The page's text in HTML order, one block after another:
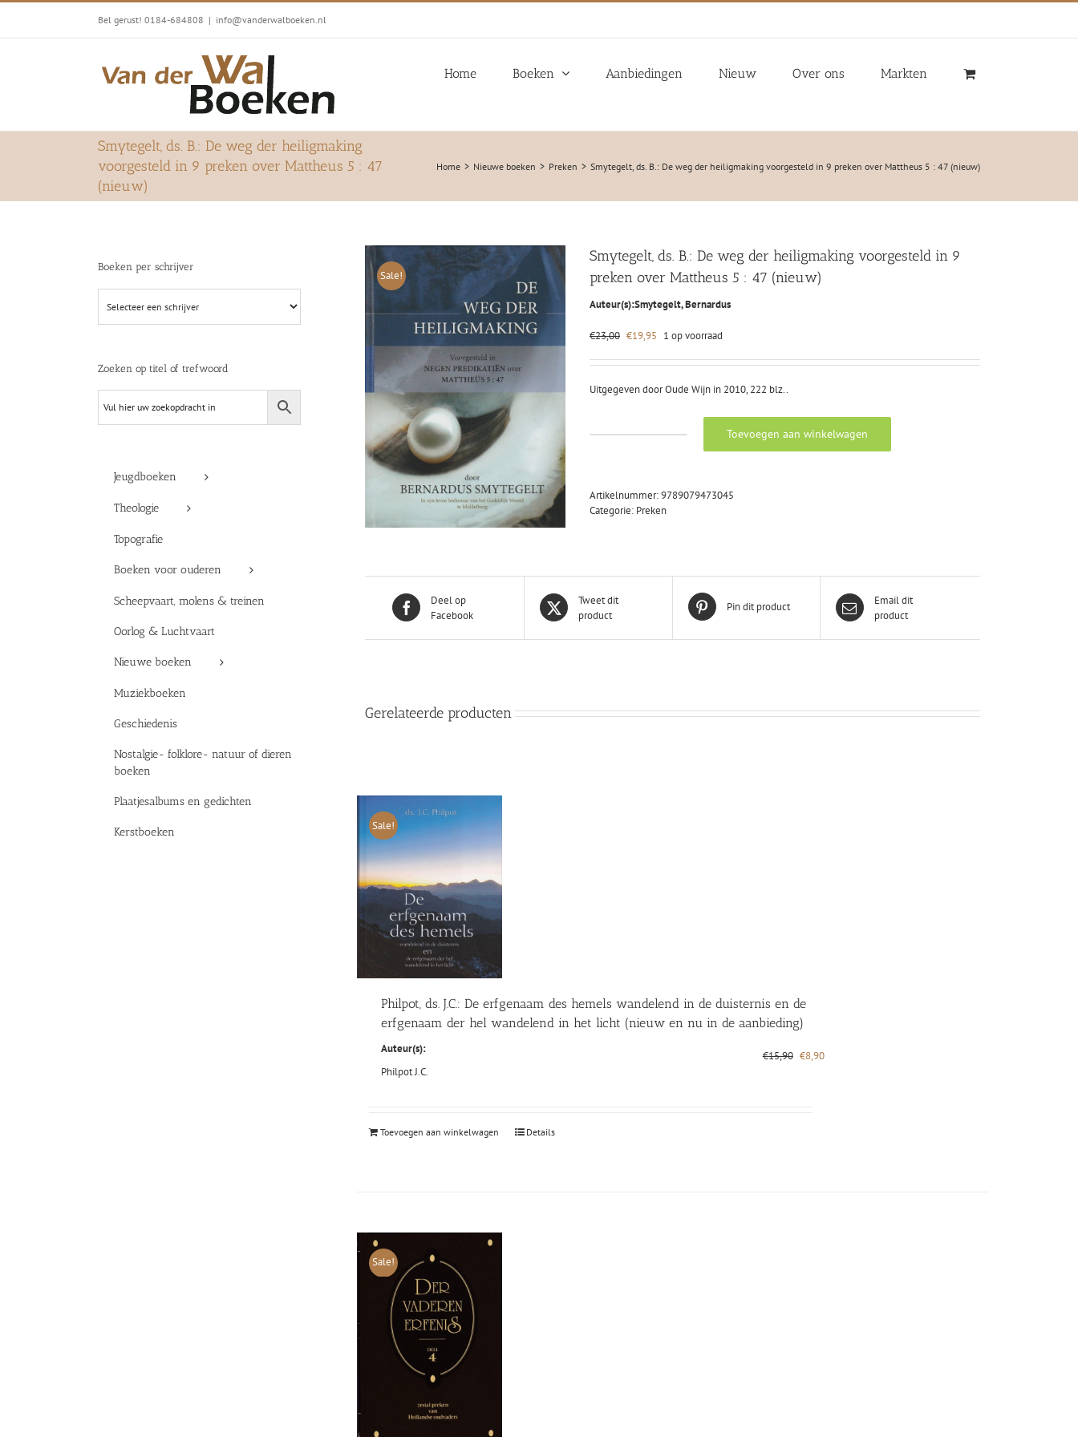
Ga
inhoud
Bel gerust! 0184-684808 | info@vanderwalboeken.nl
Home Boeken Aanbiedingen Nieuw Over ons Markten
Smytegelt, ds. B.: De weg der heiligmaking
voorgesteld in 9 preken over Mattheus 5 : 47
(nieuw)
Home Nieuwe boeken Preken Smytegelt, ds. B.: De weg der heiligmaking voorgesteld in 9 preken over Mattheus 5 : 47 (nieuw)
Sale!
Smytegelt, ds. B.: De weg der heiligmaking voorgesteld in 9
preken over Mattheus 5 : 47 (nieuw)
Auteur(s):Smytegelt, Bernardus
€23,00 Oorspronkelijke
was:
€19,95 Huidige
is:
1 op voorraad
Uitgegeven door Oude Wijn in 2010, 222 blz..
weg
der
9
5
Toevoegen aan winkelwagen
Artikelnummer:9789079473045
Categorie: Preken
Deel op
Facebook
Tweet dit
product
Pin dit product
Email dit
product
Gerelateerde producten
Sale!
Philpot, ds. J.C.: De erfgenaam des hemels wandelend in de duisternis en de
erfgenaam der hel wandelend in het licht (nieuw en nu in de aanbieding)
Auteur(s):
Philpot J.C.
€15,90 Oorspronkelijke
€8,90Huidige
Toevoegen aan winkelwagen Details
Sale!
Boeken per schrijver
Zoeken op titel of trefwoord
Jeugdboeken
Theologie
Topografie
Boeken voor ouderen
Scheepvaart, molens & treinen
Oorlog & Luchtvaart
Nieuwe boeken
Muziekboeken
Geschiedenis
Nostalgie- folklore- natuur of dieren
boeken
Plaatjesalbums en gedichten
Kerstboeken